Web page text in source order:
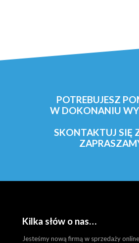
POTREBUJESZ
W DOKONANIU
SKONTAKTUJ SIĘ
Kilka słów o nas…
Jesteśmy nową firmą w sprzedaży